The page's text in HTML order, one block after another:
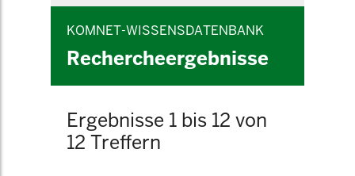
KOMNET-WISSENSDATENBANK
Rechercheergebnisse
Ergebnisse 1 bis 12 von
12 Treffern